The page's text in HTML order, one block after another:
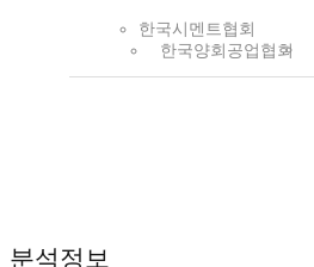
한국시멘트협회
한국양회공업협회
분석정보